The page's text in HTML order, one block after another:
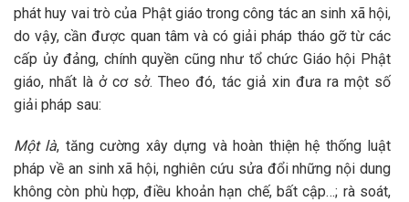
phát huy vai trò của Phật giáo trong công tác an sinh xã hội,
do vậy, cần được quan tâm và có giải pháp tháo gỡ từ các
cấp ủy đảng, chính quyền cũng như tổ chức Giáo hội Phật
giáo, nhất là ở cơ sở. Theo đó, tác giả xin đưa ra một số
giải pháp sau:
Một là, tăng cường xây dựng và hoàn thiện hệ thống luật
pháp về an sinh xã hội, nghiên cứu sửa đổi những nội dung
không còn phù hợp, điều khoản hạn chế, bất cập…; rà soát,